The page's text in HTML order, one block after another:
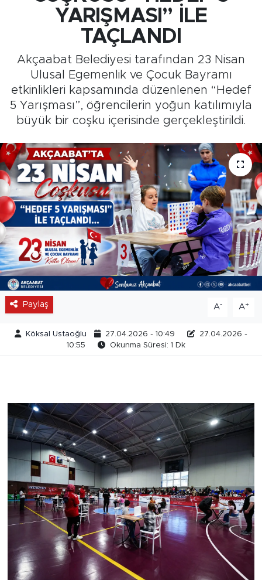
YARIŞMASI” İLE
TAÇLANDI
Akçaabat Belediyesi tarafından 23 Nisan
Ulusal Egemenlik ve Çocuk Bayramı
etkinlikleri kapsamında düzenlenen “Hedef
5 Yarışması”, öğrencilerin yoğun katılımıyla
büyük bir coşku içerisinde gerçekleştirildi.
Paylaş A- A+
Köksal Ustaoğlu 27.04.2026 - 10:49
27.04.2026 -
10:55
Okunma Süresi: 1 Dk
Medya
Siyaset
Teknoloji
Foto Galeri
Köşe Yazarları
Manşet
Ulusal Son Dakika Haberleri